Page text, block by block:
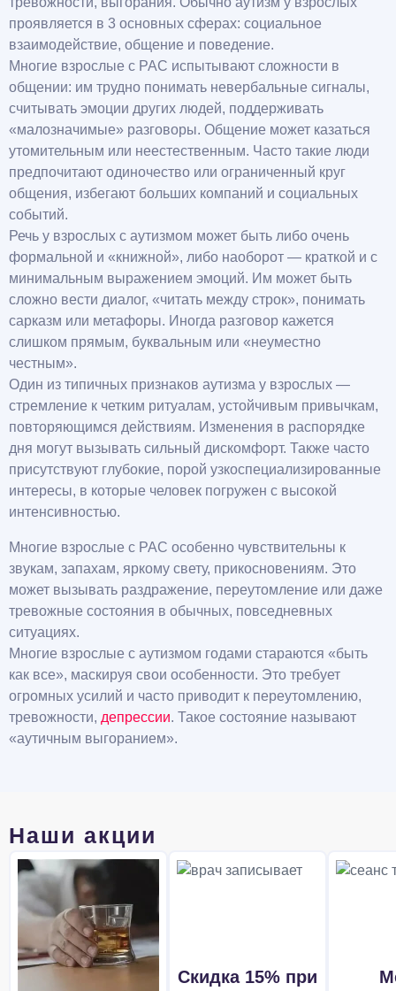
проявляется в 3 основных сферах: социальное
взаимодействие, общение и поведение.
Многие взрослые с РАС испытывают сложности в
общении: им трудно понимать невербальные сигналы,
считывать эмоции других людей, поддерживать
«малозначимые» разговоры. Общение может казаться
утомительным или неестественным. Часто такие люди
предпочитают одиночество или ограниченный круг
общения, избегают больших компаний и социальных
событий.
Речь у взрослых с аутизмом может быть либо очень
формальной и «книжной», либо наоборот — краткой и с
минимальным выражением эмоций. Им может быть
сложно вести диалог, «читать между строк», понимать
сарказм или метафоры. Иногда разговор кажется
слишком прямым, буквальным или «неуместно
честным».
Один из типичных признаков аутизма у взрослых —
стремление к четким ритуалам, устойчивым привычкам,
повторяющимся действиям. Изменения в распорядке
дня могут вызывать сильный дискомфорт. Также часто
присутствуют глубокие, порой узкоспециализированные
интересы, в которые человек погружен с высокой
интенсивностью.
Многие взрослые с РАС особенно чувствительны к
звукам, запахам, яркому свету, прикосновениям. Это
может вызывать раздражение, переутомление или даже
тревожные состояния в обычных, повседневных
ситуациях.
Многие взрослые с аутизмом годами стараются «быть
как все», маскируя свои особенности. Это требует
огромных усилий и часто приводит к переутомлению,
тревожности, депрессии. Такое состояние называют
«аутичным выгоранием».
Наши акции
Скидка 15% при